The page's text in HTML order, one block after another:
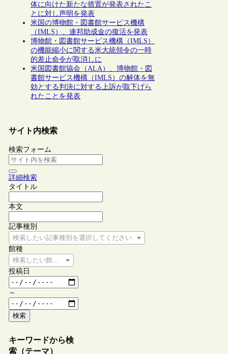
体に向けた新たな措置が発表されたこ
とに対し声明を発表
米国の博物館・図書館サービス機構
（IMLS）、連邦助成金の復活を発表
博物館・図書館サービス機構（IMLS）
の機能縮小に関する米大統領令の一時
的差止命令が取消しに
米国図書館協会（ALA）、博物館・図
書館サービス機構（IMLS）の解体を無
効とする判決に対する上訴が取下げら
れたことを発表
サイト内検索
検索フォーム
詳細検索
タイトル
本文
記事種別
検索したい記事種別を選択してください
館種
検索したい館種を選択してください
投稿日
～
検索
キーワードから検
索（テーマ）